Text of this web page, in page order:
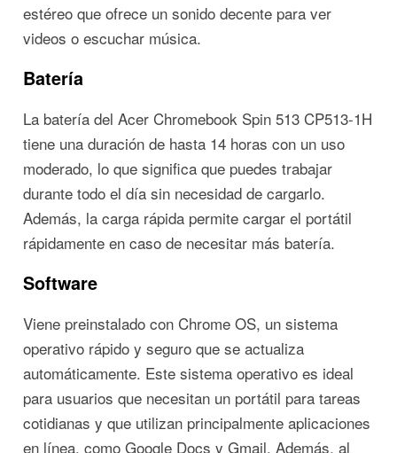
estéreo que ofrece un sonido decente para ver
videos o escuchar música.
Batería
La batería del Acer Chromebook Spin 513 CP513-1H
tiene una duración de hasta 14 horas con un uso
moderado, lo que significa que puedes trabajar
durante todo el día sin necesidad de cargarlo.
Además, la carga rápida permite cargar el portátil
rápidamente en caso de necesitar más batería.
Software
Viene preinstalado con Chrome OS, un sistema
operativo rápido y seguro que se actualiza
automáticamente. Este sistema operativo es ideal
para usuarios que necesitan un portátil para tareas
cotidianas y que utilizan principalmente aplicaciones
en línea, como Google Docs y Gmail. Además, al